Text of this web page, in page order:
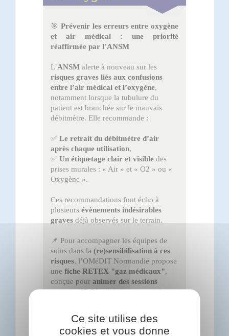
🎯Prévenir les erreurs entre oxygène
et air médical : une priorité
réaffirmée par l’ANSM
L’ANSM alerte à nouveau sur les
risques graves liés aux confusions
entre l’air médical et l’oxygène,
notamment lorsque la tubulure du
patient est branchée sur le mauvais
débitmètre. Elle recommande :
✅ Le retrait du débitmètre d’air
après chaque utilisation,
✅ Un étiquetage clair et visible des
prises murales : « Air » et « O2 » ou «
Oxygène ».
Ces recommandations font écho à
plusieurs évènements indésirables
graves déjà observés sur le terrain.
📌 Pour accompagner les équipes de
soins dans la (re)sensibilisation à ces
risques, l’OMéDIT Normandie propose
une fiche RETEX "gaz médicaux",
conçue pour animer des sessions
courtes (15-30 min)directement dans
💡 Cette fiche permet d’engager une
réflexion collective, de partager des
Ce site utilise des
cookies et vous donne